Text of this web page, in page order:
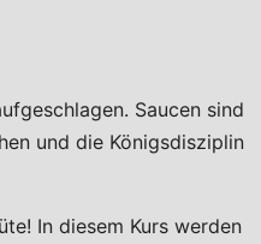
Saucen sind
und die Königsdisziplin
In diesem Kurs werden